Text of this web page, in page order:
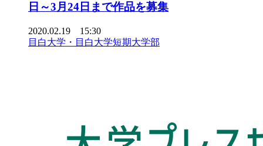
日～3月24日まで作品を募集
2020.02.19 15:30
目白大学・目白大学短期大学部